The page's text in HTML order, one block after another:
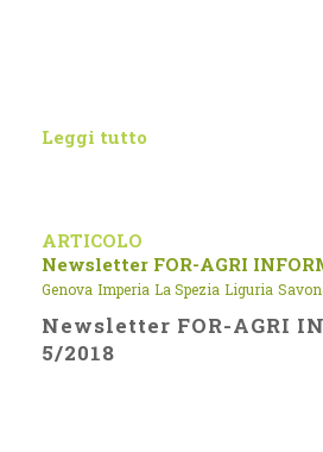
Leggi tutto
ARTICOLO
Newsletter FOR-AGRI
Genova Imperia La Spezia Liguria
Newsletter FOR-AGRI
5/2018